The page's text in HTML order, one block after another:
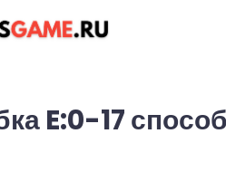
E:0-17